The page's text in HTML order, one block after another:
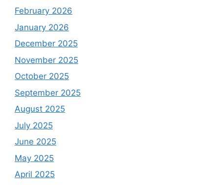
February 2026
January 2026
December 2025
November 2025
October 2025
September 2025
August 2025
July 2025
June 2025
May 2025
April 2025